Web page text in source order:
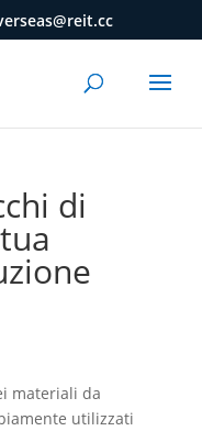
di
materiali da
utilizzati